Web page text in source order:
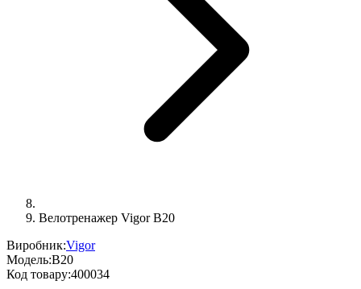
Велотренажер Vigor B20
Виробник:Vigor
Модель:B20
Код товару:400034